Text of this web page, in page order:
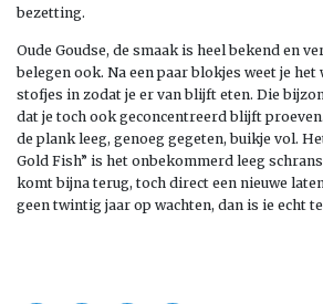
bezetting.
Oude Goudse, de smaak is heel bekend en
belegen ook. Na een paar blokjes weet je
stofjes in zodat je er van blijft eten. Die
dat je toch ook geconcentreerd blijft
de plank leeg, genoeg gegeten, buikje vol.
Gold Fish” is het onbekommerd leeg
komt bijna terug, toch direct een nieuwe
geen twintig jaar op wachten, dan is ie echt